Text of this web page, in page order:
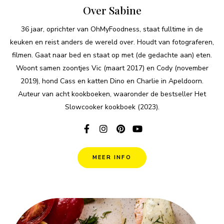
Over Sabine
36 jaar, oprichter van OhMyFoodness, staat fulltime in de
keuken en reist anders de wereld over. Houdt van fotograferen,
filmen. Gaat naar bed en staat op met (de gedachte aan) eten.
Woont samen zoontjes Vic (maart 2017) en Cody (november
2019), hond Cass en katten Dino en Charlie in Apeldoorn.
Auteur van acht kookboeken, waaronder de bestseller Het
Slowcooker kookboek (2023).
MEER INFO